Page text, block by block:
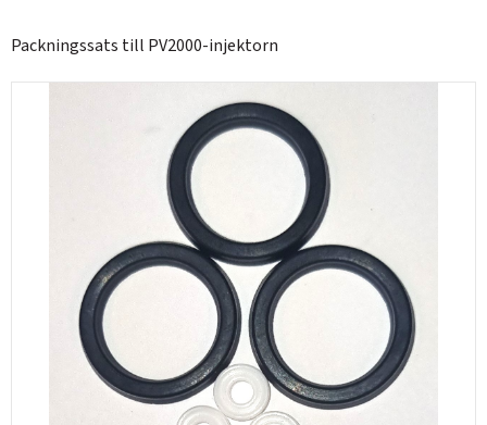
Packningssats till PV2000-injektorn